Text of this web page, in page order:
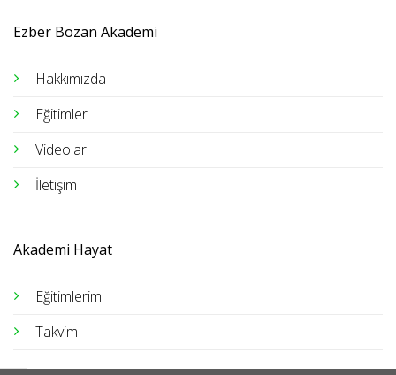
Ezber Bozan Akademi
Hakkımızda
Eğitimler
Videolar
İletişim
Akademi Hayat
Eğitimlerim
Takvim